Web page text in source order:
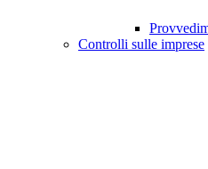
Controlli sulle imprese